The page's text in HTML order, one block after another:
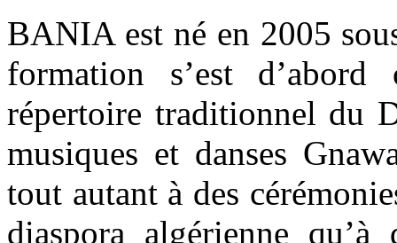
BANIA est né en 2005
formation s’est
répertoire traditionnel du
musiques et danses
tout autant à des
diaspora algérienne